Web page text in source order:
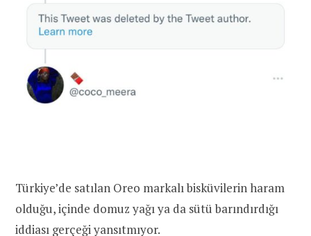
Türkiye’de satılan Oreo markalı bisküvilerin haram
olduğu, içinde domuz yağı ya da sütü barındırdığı
iddiası gerçeği yansıtmıyor.